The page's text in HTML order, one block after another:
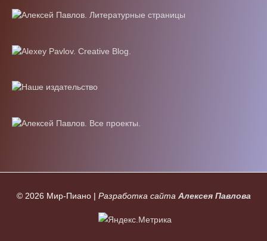
© 2026 Мир-Пиано| Разработка сайта Алексея Павлова